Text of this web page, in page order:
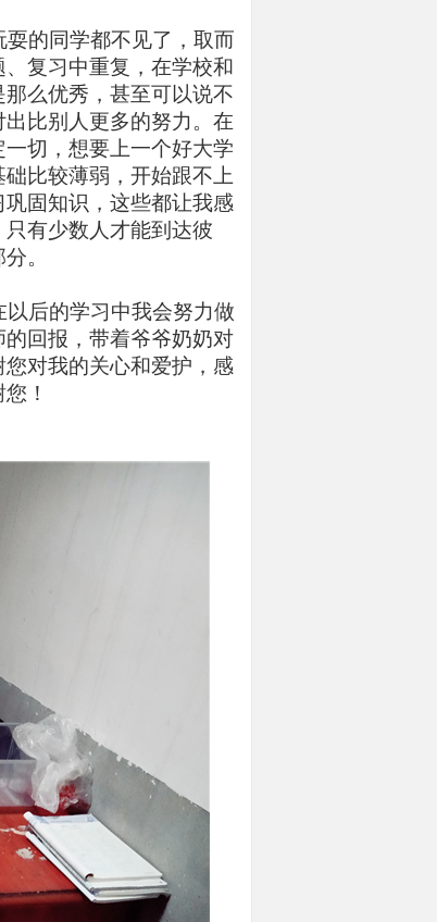
的同学都不见了，取而
复习中重复，在学校和
么优秀，甚至可以说不
比别人更多的努力。在
切，想要上一个好大学
比较薄弱，开始跟不上
固知识，这些都让我感
有少数人才能到达彼
。
后的学习中我会努力做
回报，带着爷爷奶奶对
对我的关心和爱护，感
！